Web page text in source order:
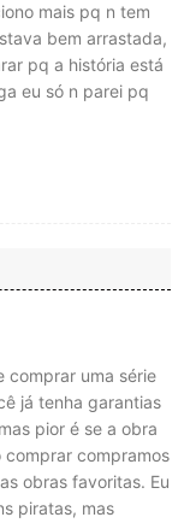
mais pq n tem
bem arrastada,
pq a história está
eu só n parei pq
comprar uma série
já tenha garantias
pior é se a obra
compramos
obras favoritas. Eu
piratas, mas